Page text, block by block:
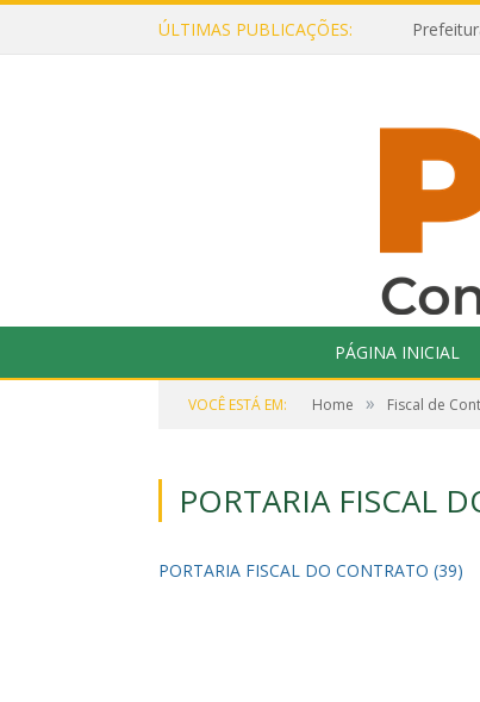
ÚLTIMAS PUBLICAÇÕES:
PÁGINA INICIAL
VOCÊ ESTÁ EM: Home » Fiscal de
PORTARIA FISCAL
PORTARIA FISCAL DO CONTRATO (39)